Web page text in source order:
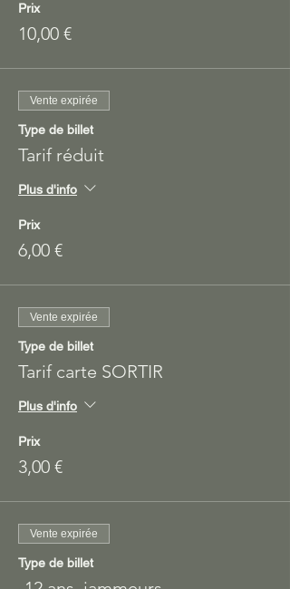
Prix
10,00 €
Vente expirée
Type de billet
Tarif réduit
Plus d'info
Prix
6,00 €
Vente expirée
Type de billet
Tarif carte SORTIR
Plus d'info
Prix
3,00 €
Vente expirée
Type de billet